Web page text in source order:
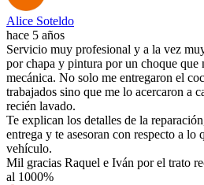
Alice Soteldo
hace 5 años
Servicio muy profesional y a la vez
por chapa y pintura por un choque que
mecánica. No solo me entregaron el
trabajados sino que me lo acercaron a
recién lavado.
Te explican los detalles de la
entrega y te asesoran con respecto a lo
vehículo.
Mil gracias Raquel e Iván por el trato
al 1000%